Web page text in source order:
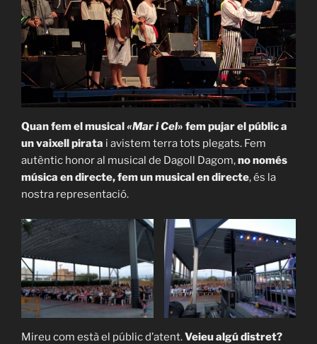
Quan fem el musical «Mar iCel» fem pujar el públic a
un vaixell pirata i avistem terra tots plegats. Fem
autèntic honor al musical de Dagoll Dagom,no només
música en directe, fem un musical en directe, és la
nostra representació.
Mireu com està el públic d’atent.Veieu algú distret?